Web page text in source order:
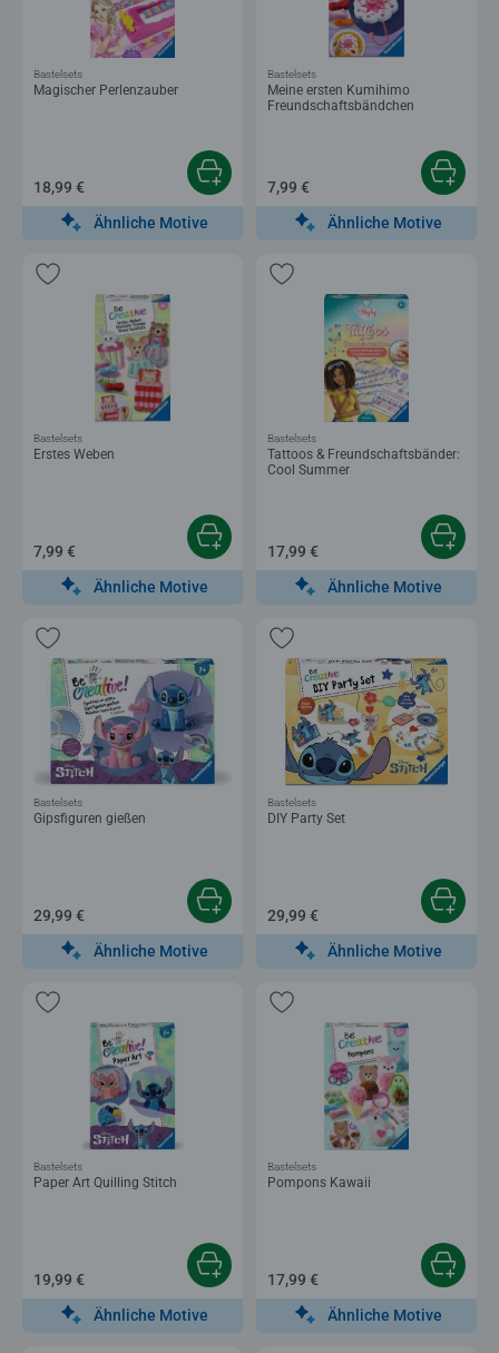
Magischer Perlenzauber
Bastelsets
18,99 €
Ähnliche Motive
Meine ersten Kumihimo
Freundschaftsbändchen
Bastelsets
7,99 €
Ähnliche Motive
Erstes Weben
Bastelsets
7,99 €
Ähnliche Motive
Tattoos & Freundschaftsbänder:
Cool Summer
Bastelsets
17,99 €
Ähnliche Motive
Gipsfiguren gießen
Bastelsets
29,99 €
Ähnliche Motive
DIY Party Set
Bastelsets
29,99 €
Ähnliche Motive
Paper Art Quilling Stitch
Bastelsets
19,99 €
Ähnliche Motive
Pompons Kawaii
Bastelsets
17,99 €
Ähnliche Motive